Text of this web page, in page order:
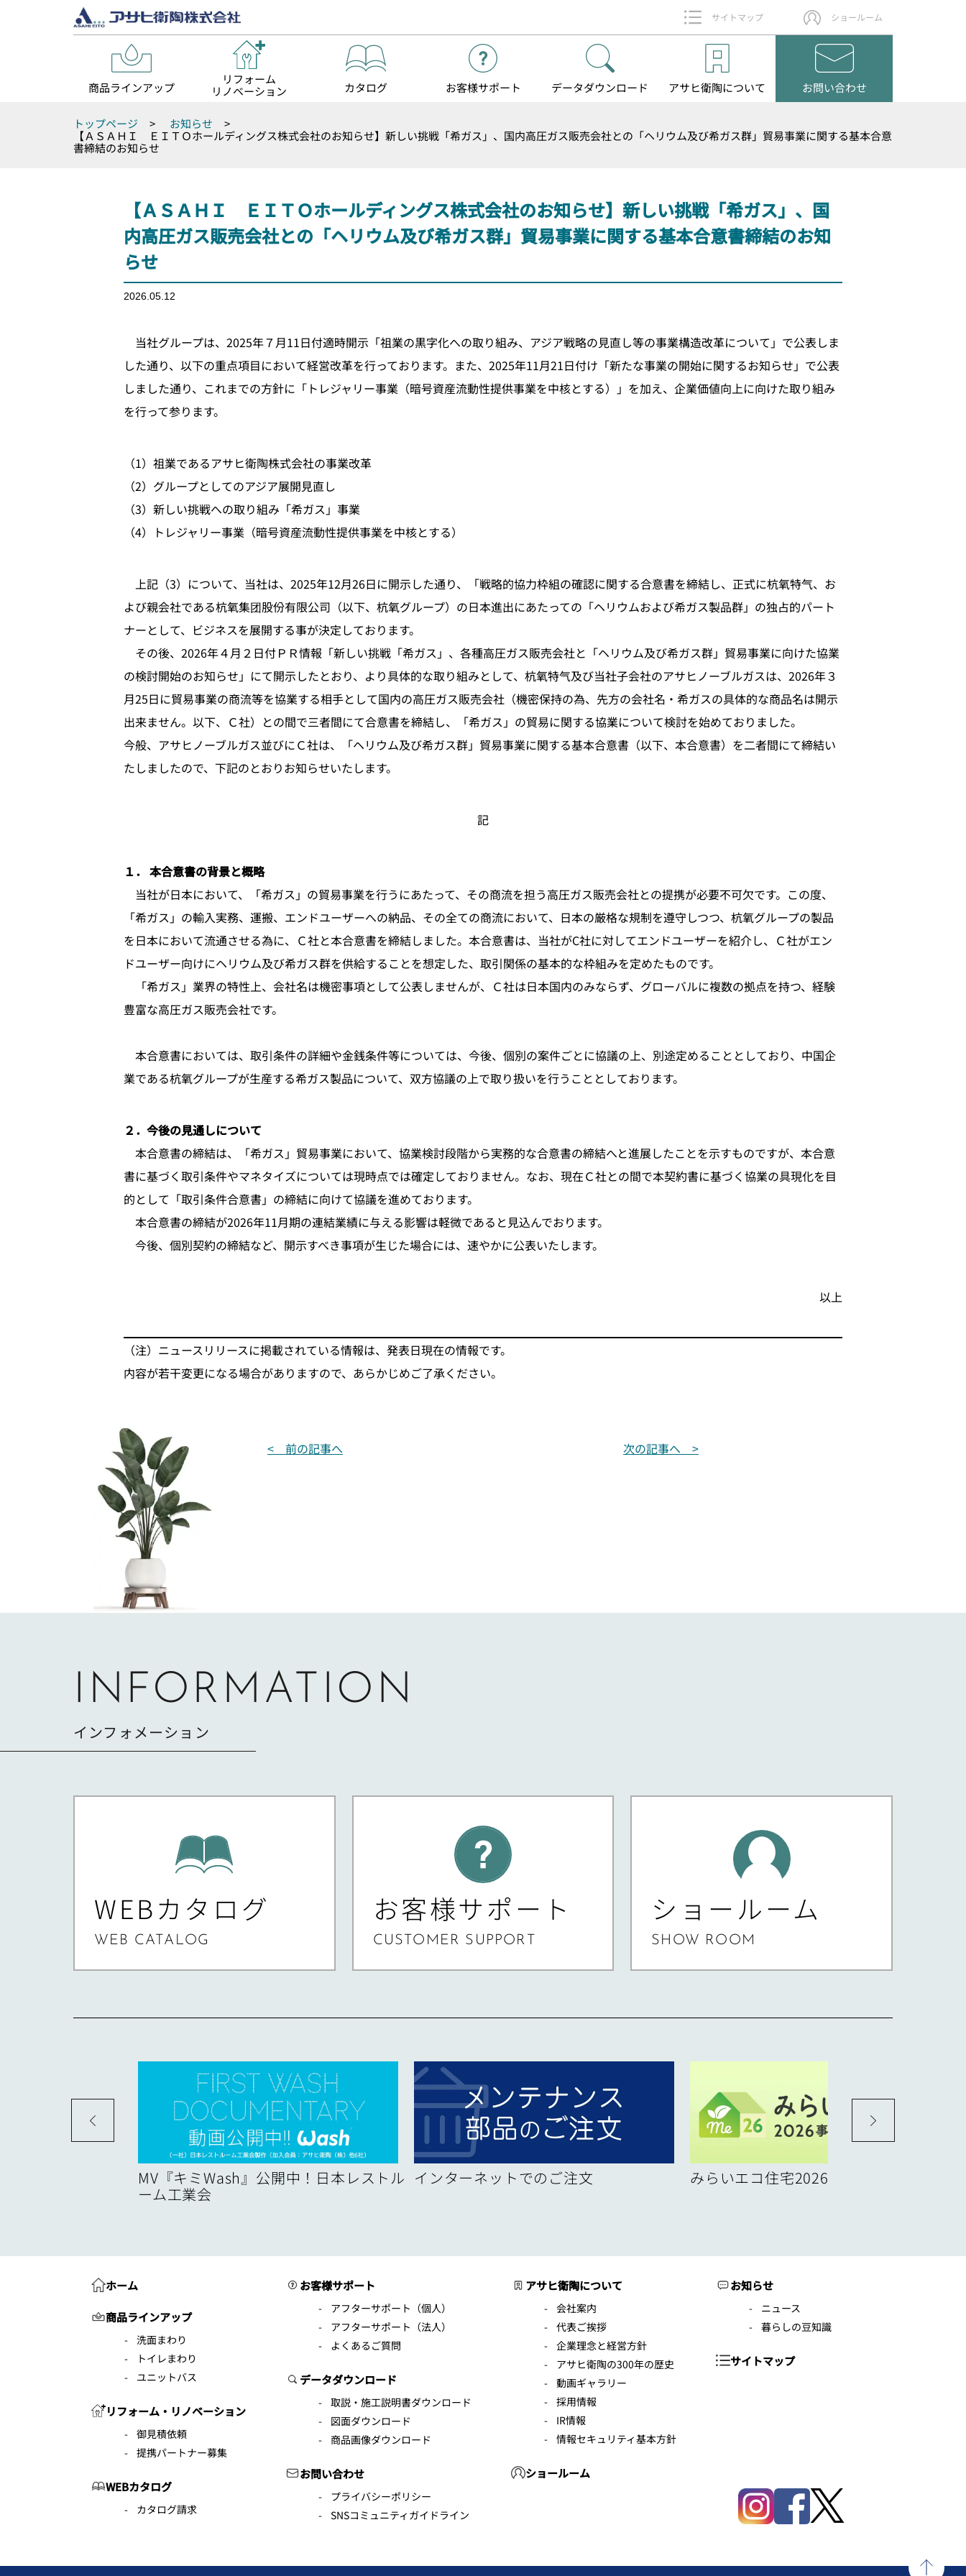
サイトマップ ショールーム
商品ラインアップ
リフォーム
リノベーション
カタログ お客様サポート データダウンロード アサヒ衛陶について お問い合わせ
トップページ > お知らせ
>
【ＡＳＡＨＩ ＥＩＴＯホールディングス株式会社のお知らせ】新しい挑戦「希ガス」、国内高圧ガス販売会社との「ヘリウム及び希ガス群」貿易事業に関する基本合意
書締結のお知らせ
【ＡＳＡＨＩ ＥＩＴＯホールディングス株式会社のお知らせ】新しい挑戦「希ガス」、国
内高圧ガス販売会社との「ヘリウム及び希ガス群」貿易事業に関する基本合意書締結のお知
らせ
2026.05.12
当社グループは、2025年７月11日付適時開示「祖業の黒字化への取り組み、アジア戦略の見直し等の事業構造改革について」で公表しま
した通り、以下の重点項目において経営改革を行っております。また、2025年11月21日付け「新たな事業の開始に関するお知らせ」で公表
しました通り、これまでの方針に「トレジャリー事業（暗号資産流動性提供事業を中核とする）」を加え、企業価値向上に向けた取り組み
を行って参ります。
（1）祖業であるアサヒ衛陶株式会社の事業改革
（2）グループとしてのアジア展開見直し
（3）新しい挑戦への取り組み「希ガス」事業
（4）トレジャリー事業（暗号資産流動性提供事業を中核とする）
上記（3）について、当社は、2025年12月26日に開示した通り、「戦略的協力枠組の確認に関する合意書を締結し、正式に杭氧特气、お
よび親会社である杭氧集团股份有限公司（以下、杭氧グループ）の日本進出にあたっての「ヘリウムおよび希ガス製品群」の独占的パート
ナーとして、ビジネスを展開する事が決定しております。
その後、2026年４月２日付ＰＲ情報「新しい挑戦「希ガス」、各種高圧ガス販売会社と「ヘリウム及び希ガス群」貿易事業に向けた協業
の検討開始のお知らせ」にて開示したとおり、より具体的な取り組みとして、杭氧特气及び当社子会社のアサヒノーブルガスは、2026年３
月25日に貿易事業の商流等を協業する相手として国内の高圧ガス販売会社（機密保持の為、先方の会社名・希ガスの具体的な商品名は開示
出来ません。以下、Ｃ社）との間で三者間にて合意書を締結し、「希ガス」の貿易に関する協業について検討を始めておりました。
今般、アサヒノーブルガス並びにＣ社は、「ヘリウム及び希ガス群」貿易事業に関する基本合意書（以下、本合意書）を二者間にて締結い
たしましたので、下記のとおりお知らせいたします。
記
１． 本合意書の背景と概略
当社が日本において、「希ガス」の貿易事業を行うにあたって、その商流を担う高圧ガス販売会社との提携が必要不可欠です。この度、
「希ガス」の輸入実務、運搬、エンドユーザーへの納品、その全ての商流において、日本の厳格な規制を遵守しつつ、杭氧グループの製品
を日本において流通させる為に、Ｃ社と本合意書を締結しました。本合意書は、当社がC社に対してエンドユーザーを紹介し、Ｃ社がエン
ドユーザー向けにヘリウム及び希ガス群を供給することを想定した、取引関係の基本的な枠組みを定めたものです。
「希ガス」業界の特性上、会社名は機密事項として公表しませんが、Ｃ社は日本国内のみならず、グローバルに複数の拠点を持つ、経験
豊富な高圧ガス販売会社です。
本合意書においては、取引条件の詳細や金銭条件等については、今後、個別の案件ごとに協議の上、別途定めることとしており、中国企
業である杭氧グループが生産する希ガス製品について、双方協議の上で取り扱いを行うこととしております。
２．今後の見通しについて
本合意書の締結は、「希ガス」貿易事業において、協業検討段階から実務的な合意書の締結へと進展したことを示すものですが、本合意
書に基づく取引条件やマネタイズについては現時点では確定しておりません。なお、現在Ｃ社との間で本契約書に基づく協業の具現化を目
的として「取引条件合意書」の締結に向けて協議を進めております。
本合意書の締結が2026年11月期の連結業績に与える影響は軽微であると見込んでおります。
今後、個別契約の締結など、開示すべき事項が生じた場合には、速やかに公表いたします。
以上
（注）ニュースリリースに掲載されている情報は、発表日現在の情報です。
内容が若干変更になる場合がありますので、あらかじめご了承ください。
投
稿
ナ
ビ
ゲ
ー
シ
ョ
< 前の記事へ 次の記事へ >
INFORMATION
インフォメーション
WEBカタログ
WEB CATALOG
お客様サポート
CUSTOMER SUPPORT
ショールーム
SHOW ROOM
MV『キミWash』公開中！日本レストル
ーム工業会
インターネットでのご注文 みらいエコ住宅2026事業
ホーム
商品ラインアップ
洗面まわり
トイレまわり
ユニットバス
リフォーム・リノベーション
御見積依頼
提携パートナー募集
WEBカタログ
カタログ請求
お客様サポート
アフターサポート（個人）
アフターサポート（法人）
よくあるご質問
データダウンロード
取説・施工説明書ダウンロード
図面ダウンロード
商品画像ダウンロード
お問い合わせ
プライバシーポリシー
SNSコミュニティガイドライン
アサヒ衛陶について
会社案内
代表ご挨拶
企業理念と経営方針
アサヒ衛陶の300年の歴史
動画ギャラリー
採用情報
IR情報
情報セキュリティ基本方針
ショールーム
お知らせ
ニュース
暮らしの豆知識
サイトマップ